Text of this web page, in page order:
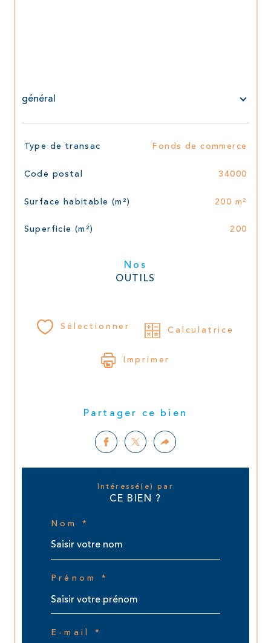
général
TRAD_SIROCCO_Caracteristique Valeurs
Type de transac Fonds de commerce
Code postal 34000
Surface habitable (m²) 200 m²
Superficie (m²) 200
Nos
OUTILS
Sélectionner Calculatrice
Imprimer
Partager ce bien
Intéressé(e) par
CE BIEN ?
Nom *
Prénom *
E-mail *